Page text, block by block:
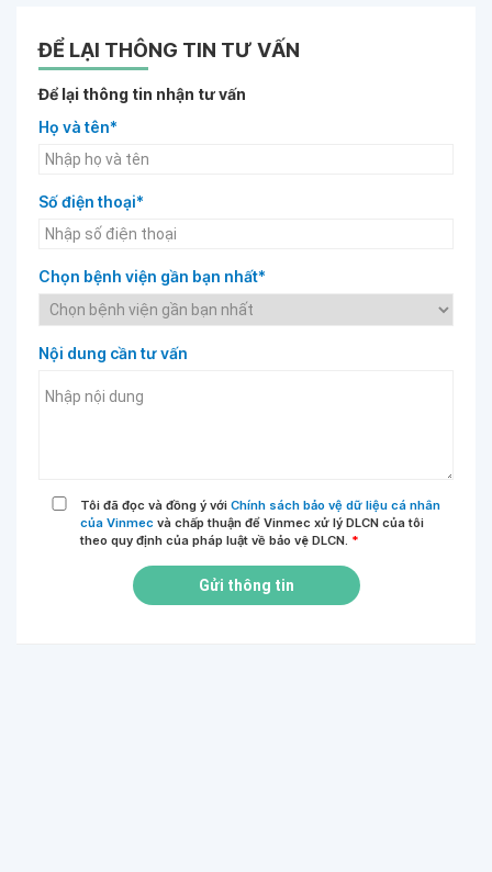
ĐỂ LẠI THÔNG TIN TƯ VẤN
Để lại thông tin nhận tư vấn
Họ và tên*
Số điện thoại*
Chọn bệnh viện gần bạn nhất*
Nội dung cần tư vấn
Tôi đã đọc và đồng ý với Chính sách bảo vệ dữ liệu cá nhân
của Vinmec và chấp thuận để Vinmec xử lý DLCN của tôi
theo quy định của pháp luật về bảo vệ DLCN. *
Gửi thông tin